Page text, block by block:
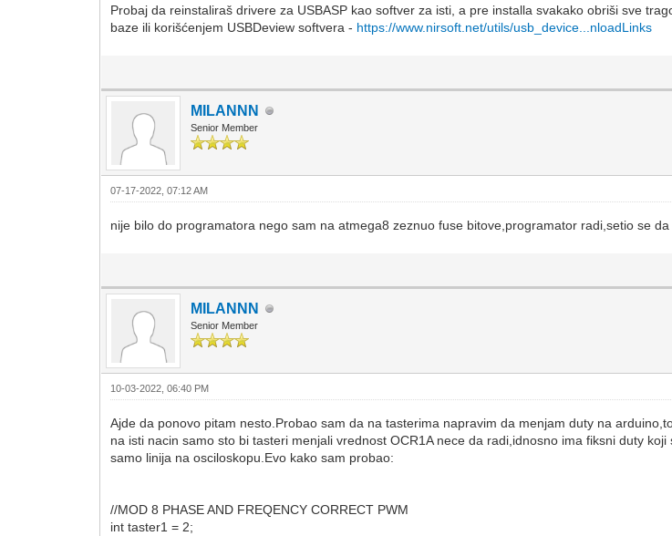
Probaj da reinstaliraš drivere za USBASP kao softver za isti, a pre installa svakako obriši sve
baze ili korišćenjem USBDeview softvera - https://www.nirsoft.net/utils/usb_device...nloadLinks
MILANNN
Senior Member
07-17-2022, 07:12 AM
nije bilo do programatora nego sam na atmega8 zeznuo fuse bitove,programator radi,setio se
MILANNN
Senior Member
10-03-2022, 06:40 PM
Ajde da ponovo pitam nesto.Probao sam da na tasterima napravim da menjam duty na
na isti nacin samo sto bi tasteri menjali vrednost OCR1A nece da radi,idnosno ima fiksni duty
samo linija na osciloskopu.Evo kako sam probao:
//MOD 8 PHASE AND FREQENCY CORRECT PWM
int taster1 = 2;